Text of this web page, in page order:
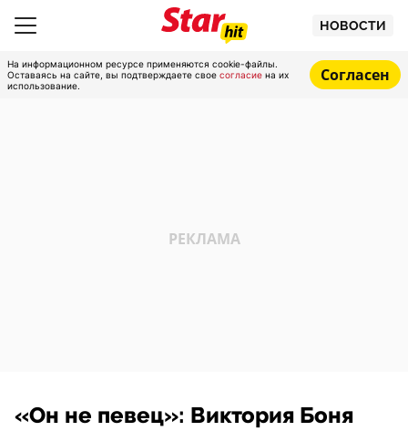
НОВОСТИ
На информационном ресурсе применяются cookie-файлы.
Оставаясь на сайте, вы подтверждаете свое согласие на их
использование.
Согласен
«Он не певец»: Виктория Боня